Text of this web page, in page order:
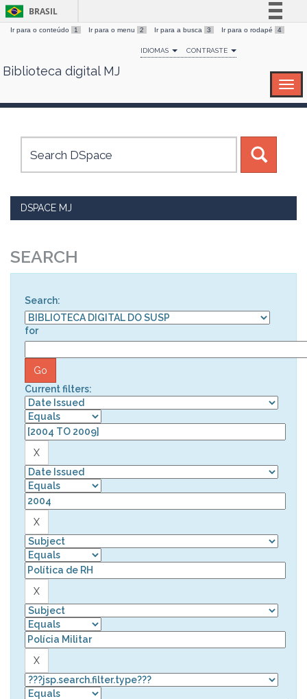
Skip
BRASIL
Simplifique!
Comunica BR
Canais
Ir para o conteúdo 1 Ir para o menu 2 Ir para a busca 3 Ir para o rodapé 4
IDIOMAS CONTRASTE
Biblioteca digital MJ
DSPACE MJ
SEARCH
Search:
for
Current filters: